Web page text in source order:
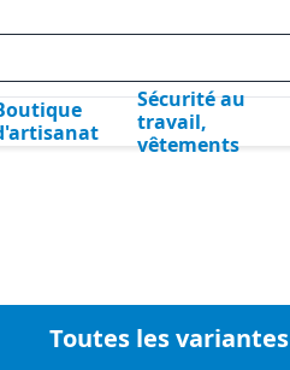
Sécurité au
travail,
vêtements
Toutes les variantes